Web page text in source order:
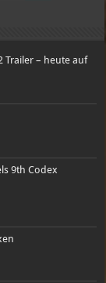
Trailer – heute auf
9th Codex